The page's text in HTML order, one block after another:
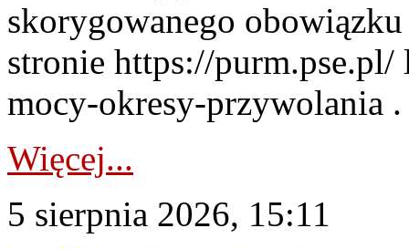
skorygowanego
stronie https://
mocy-okresy-przywolania
Więcej...
5 sierpnia 2026, 15:11